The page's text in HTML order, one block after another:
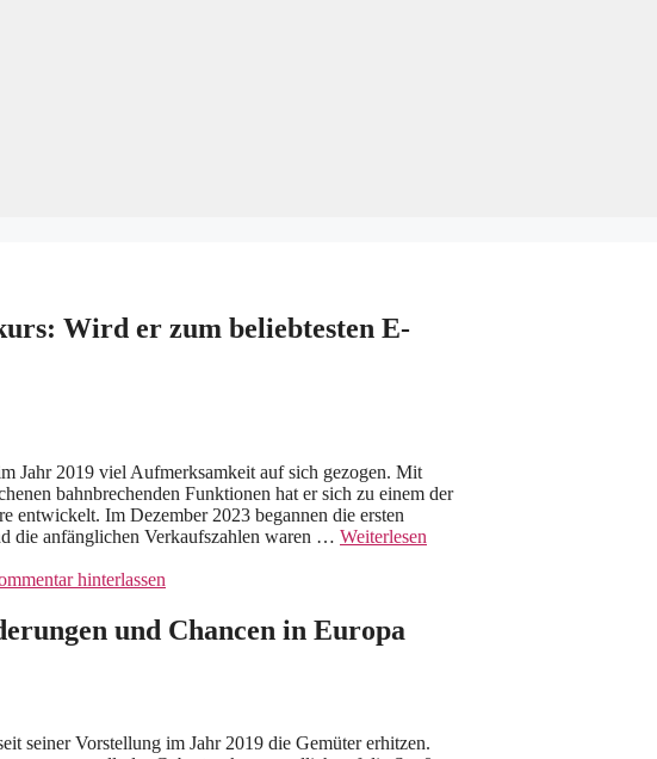
Wird er zum beliebtesten E-
Jahr 2019 viel Aufmerksamkeit auf sich gezogen. Mit
bahnbrechenden Funktionen hat er sich zu einem der
entwickelt. Im Dezember 2023 begannen die ersten
die anfänglichen Verkaufszahlen waren … Weiterlesen
hinterlassen
und Chancen in Europa
seiner Vorstellung im Jahr 2019 die Gemüter erhitzen.